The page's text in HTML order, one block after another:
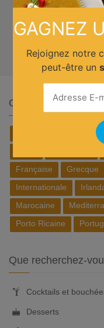
Quelle cuisine ?
Allemande
Française
Grecque
Internationale
Marocaine
Porto Ricaine
Que recherchez-
Cocktails et
Desserts
GAGNEZ
Rejoignez notre
peut-être un